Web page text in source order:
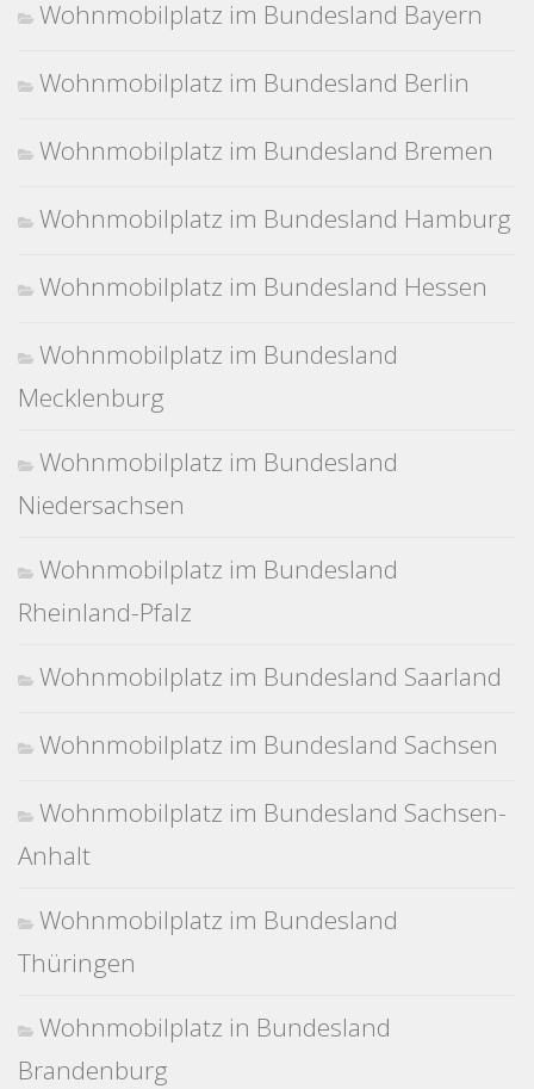
Wohnmobilplatz im Bundesland Bayern
Wohnmobilplatz im Bundesland Berlin
Wohnmobilplatz im Bundesland Bremen
Wohnmobilplatz im Bundesland Hamburg
Wohnmobilplatz im Bundesland Hessen
Wohnmobilplatz im Bundesland
Mecklenburg
Wohnmobilplatz im Bundesland
Niedersachsen
Wohnmobilplatz im Bundesland
Rheinland-Pfalz
Wohnmobilplatz im Bundesland Saarland
Wohnmobilplatz im Bundesland Sachsen
Wohnmobilplatz im Bundesland Sachsen-
Anhalt
Wohnmobilplatz im Bundesland
Thüringen
Wohnmobilplatz in Bundesland
Brandenburg